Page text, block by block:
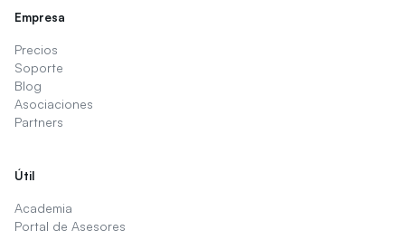
Empresa
Precios
Soporte
Blog
Asociaciones
Partners
Útil
Academia
Portal de Asesores